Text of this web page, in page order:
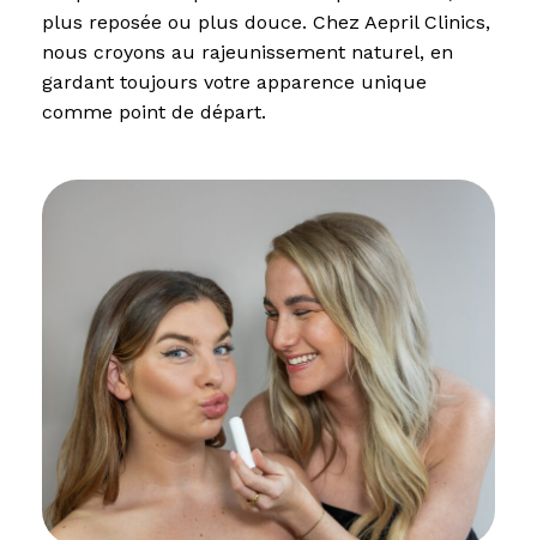
plus reposée ou plus douce. Chez Aepril Clinics,
nous croyons au rajeunissement naturel, en
gardant toujours votre apparence unique
comme point de départ.